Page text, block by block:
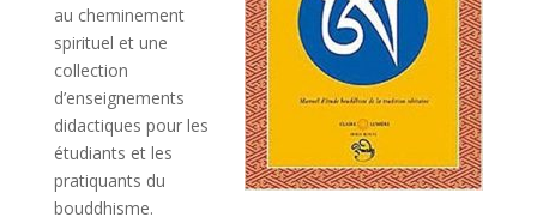
au cheminement
spirituel et une
collection
d’enseignements
didactiques pour les
étudiants et les
pratiquants du
bouddhisme.